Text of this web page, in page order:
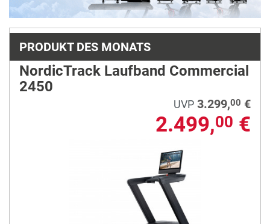
PRODUKT DES MONATS
NordicTrack Laufband Commercial
2450
UVP 3.299,00 €
2.499,00 €